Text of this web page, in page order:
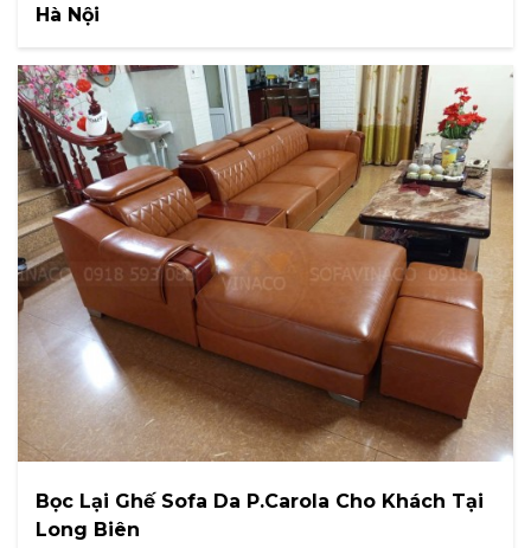
Hà Nội
Bọc Lại Ghế Sofa Da P.Carola Cho Khách Tại
Long Biên